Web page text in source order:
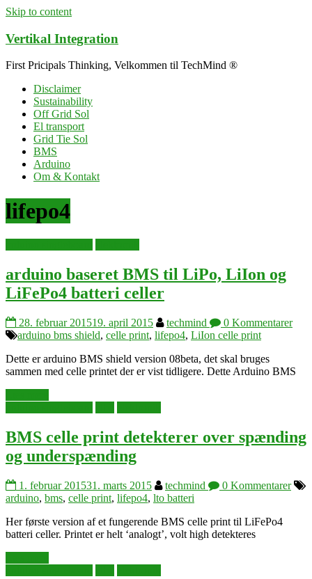
Skip to content
Vertikal Integration
First Pricipals Thinking, Velkommen til TechMind ®
Disclaimer
Sustainability
Off Grid Sol
El transport
Grid Tie Sol
BMS
Arduino
Om & Kontakt
lifepo4
arduino baseret BMS til LiPo, LiIon og
LiFePo4 batteri celler
28. februar 201519. april 2015 techmind
0 Kommentarer
arduino bms shield, celle print, lifepo4, LiIon celle print
Dette er arduino BMS shield version 08beta, det skal bruges
sammen med celle printet der er vist tidligere. Dette Arduino BMS
BMS celle print detekterer over spænding
og underspænding
1. februar 201531. marts 2015 techmind
0 Kommentarer
arduino, bms, celle print, lifepo4, lto batteri
Her første version af et fungerende BMS celle print til LiFePo4
batteri celler. Printet er helt ‘analogt’, volt high detekteres